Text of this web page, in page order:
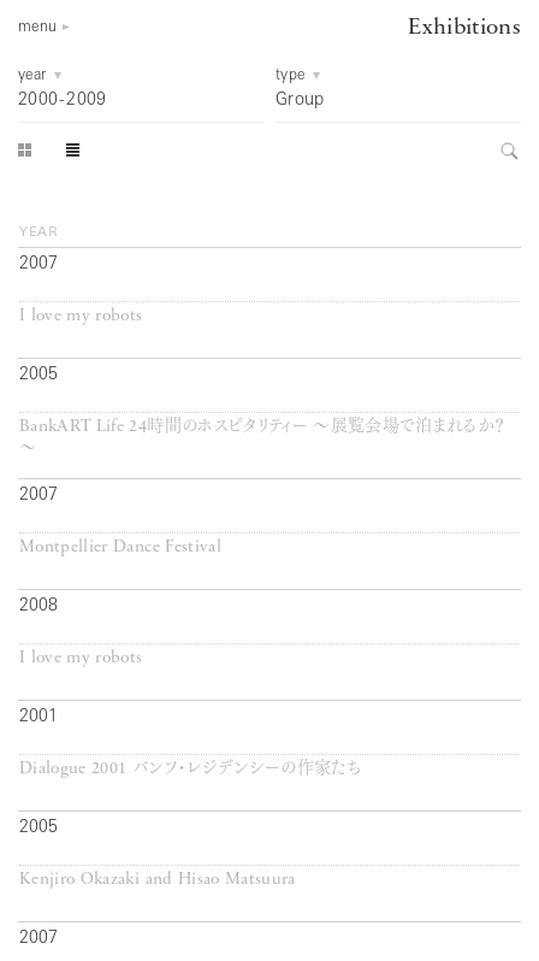
menu Exhibitions
year
2000-2009
type
Group
year
2007
I love my robots
2005
BankART Life 24時間のホスピタリティー ～展覧会場で泊まれるか？
～
2007
Montpellier Dance Festival
2008
I love my robots
2001
Dialogue 2001 バンフ・レジデンシーの作家たち
2005
Kenjiro Okazaki and Hisao Matsuura
2007